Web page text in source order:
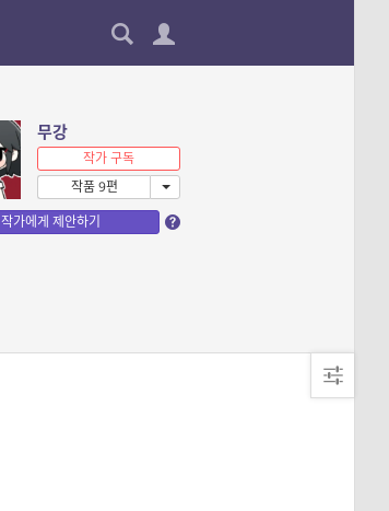
무강
작가 구독
작품 9편
작가에게 제안하기